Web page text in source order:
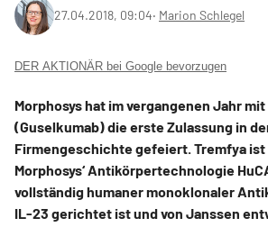
27.04.2018, 09:04‧ Marion Schlegel
DER AKTIONÄR bei Google bevorzugen
Morphosys hat im vergangenen Jahr
(Guselkumab) die erste Zulassung in
Firmengeschichte gefeiert. Tremfya
Morphosys‘ Antikörpertechnologie
vollständig humaner monoklonaler
IL-23 gerichtet ist und von Janssen